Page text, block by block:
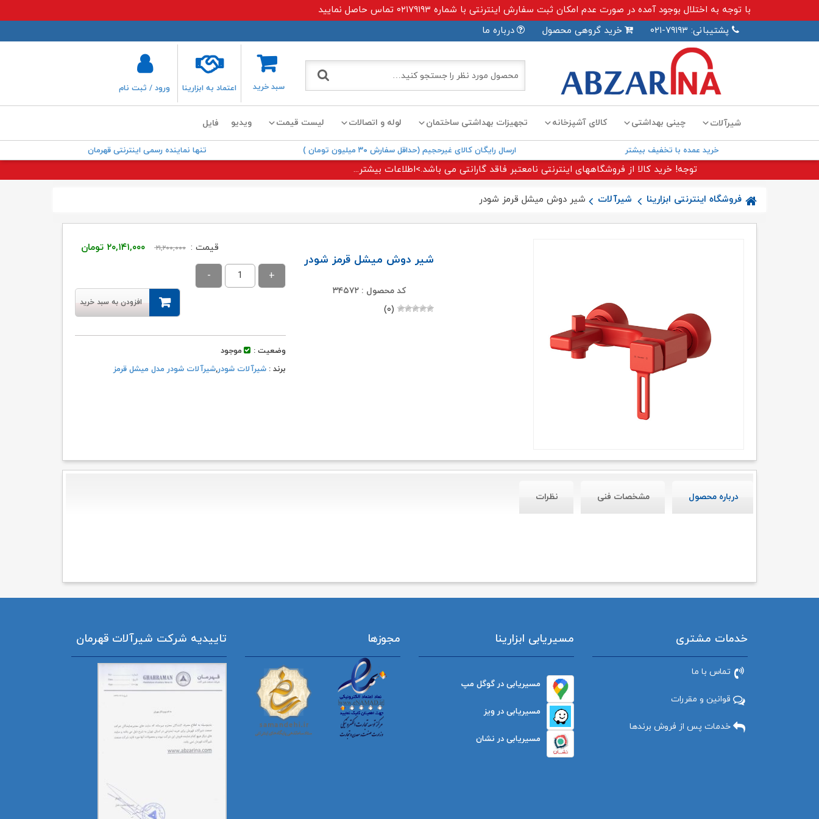
با توجه به اختلال بوجود آمده در صورت عدم امکان ثبت سفارش اینترنتی با شماره ۰۲۱۷۹۱۹۳ تماس حاصل نمایید
پشتیبانی: ۷۹۱۹۳-۰۲۱
خرید گروهی محصول درباره ما
سبد خرید اعتماد به ابزارینا ورود / ثبت نام
شیرآلات چینی بهداشتی کالای آشپزخانه تجهیزات بهداشتی ساختمان لوله و اتصالات لیست قیمت ویدیو فایل
خرید عمده با تخفیف بیشتر ارسال رایگان کالای غیرحجیم (حداقل سفارش ۳۰ میلیون تومان ) تنها نماینده رسمی اینترنتی قهرمان
توجه! خرید کالا از فروشگاههای اینترنتی نامعتبر فاقد گارانتی می باشد.>اطلاعات بیشتر...
فروشگاه اینترنتی ابزارینا شیرآلات شیر دوش میشل قرمز شودر
شیر دوش میشل قرمز شودر
کد محصول : ۳۴۵۷۲
(۰)
قیمت : ۲۱,۲۰۰,۰۰۰
قیمت
بود.
۲۰,۱۴۱,۰۰۰ تومان
افزودن به سبد خرید
وضعیت :
موجود
برند : شیرآلات شودر,شیرآلات شودر مدل میشل قرمز
درباره محصول مشخصات فنی نظرات
خدمات مشتری
تماس با ما
قوانین و مقررات
خدمات پس از فروش برندها
مسیریابی ابزارینا
مسیریابی در گوگل مپ
مسیریابی در ویز
مسیریابی در نشان
مجوزها تاییدیه شرکت شیرآلات قهرمان